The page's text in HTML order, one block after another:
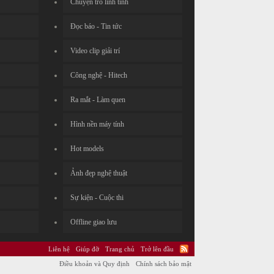
Chuyện trò linh tinh
Đọc báo - Tin tức
Video clip giải trí
Công nghệ - Hitech
Ra mắt - Làm quen
Hình nền máy tính
Hot models
Ảnh đẹp nghệ thuật
Sự kiện - Cuộc thi
Offline giao lưu
Liên hệ Giúp đỡ Trang chủ
Trở lên đầu
Điều khoản và Quy định
Chính sách bảo mật